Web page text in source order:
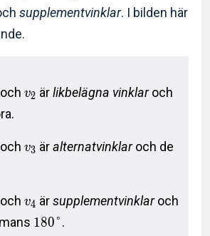
supplementvinklar. I bilden här
och v2 ärlikbelägna vinklaroch
och v3 äralternatvinklaroch de
och v4 ärsupplementvinklaroch
180°.